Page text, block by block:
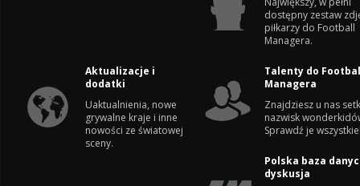
dostępny zestaw
piłkarzy do Football
Managera.
Aktualizacje i
dodatki
Uaktualnienia, nowe
grywalne kraje i inne
nowości ze światowej
sceny.
Talenty do
Managera
Znajdziesz u nas
nazwisk
Sprawdź je
Polska baza
dyskusja